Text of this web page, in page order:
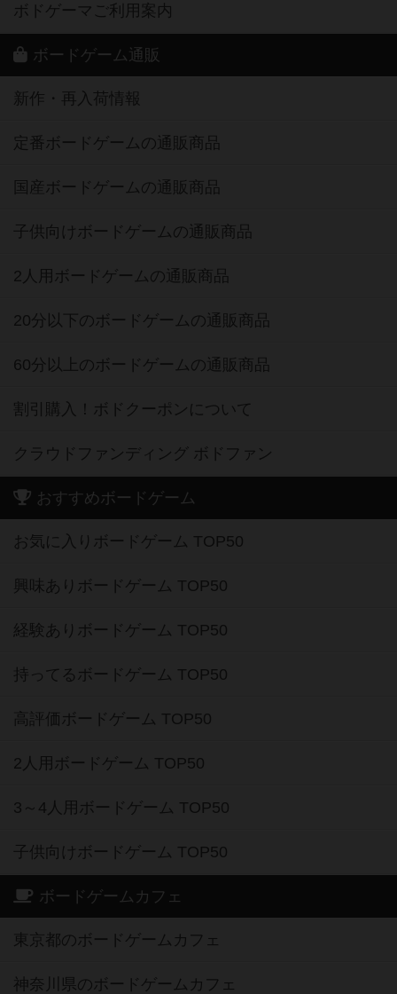
ボドゲーマご利用案内
ボードゲーム通販
新作・再入荷情報
定番ボードゲームの通販商品
国産ボードゲームの通販商品
子供向けボードゲームの通販商品
2人用ボードゲームの通販商品
20分以下のボードゲームの通販商品
60分以上のボードゲームの通販商品
割引購入！ボドクーポンについて
クラウドファンディング ボドファン
おすすめボードゲーム
お気に入りボードゲーム TOP50
興味ありボードゲーム TOP50
経験ありボードゲーム TOP50
持ってるボードゲーム TOP50
高評価ボードゲーム TOP50
2人用ボードゲーム TOP50
3～4人用ボードゲーム TOP50
子供向けボードゲーム TOP50
ボードゲームカフェ
東京都のボードゲームカフェ
神奈川県のボードゲームカフェ